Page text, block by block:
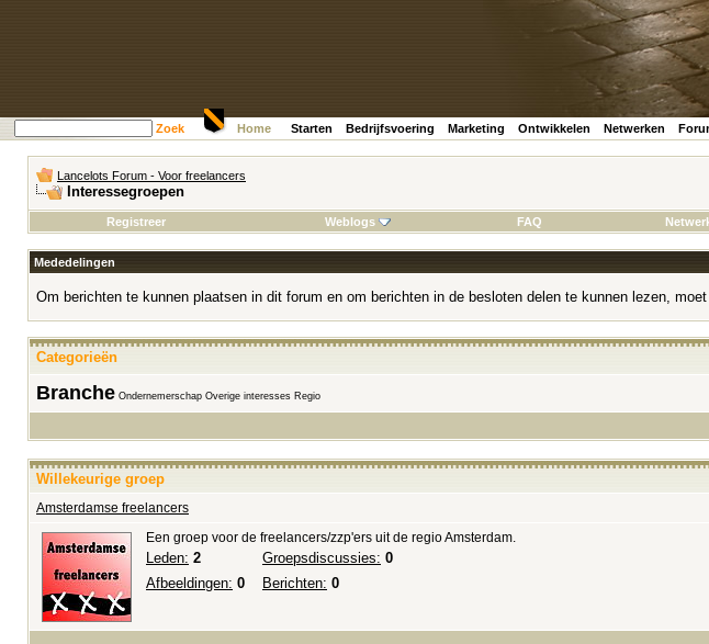
Zoek Home Starten Bedrijfsvoering Marketing Ontwikkelen Netwerken
Lancelots Forum - Voor freelancers
Interessegroepen
Registreer
Weblogs FAQ
Mededelingen
Om berichten te kunnen plaatsen in dit forum en om berichten in de besloten delen te kunnen lezen,
Categorieën
Branche Ondernemerschap Overige interesses Regio
Willekeurige groep
Amsterdamse freelancers
Een groep voor de freelancers/zzp'ers uit de regio Amsterdam.
Leden: 2
Afbeeldingen: 0
Groepsdiscussies: 0
Berichten: 0